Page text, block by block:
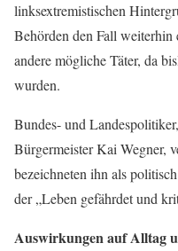
linksextremistischen
Behörden den Fall weiterhin
andere mögliche Täter, da
wurden.
Bundes- und
Bürgermeister Kai Wegner,
bezeichneten ihn als
der „Leben gefährdet und
Auswirkungen auf Alltag